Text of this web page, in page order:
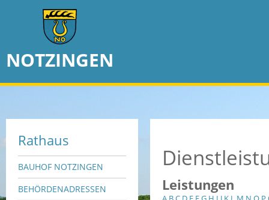
NOTZINGEN
Rathaus
BAUHOF NOTZINGEN
BEHÖRDENADRESSEN
Leistungen